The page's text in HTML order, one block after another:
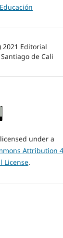
2021 Editorial
de Cali
under a
Attribution
License.